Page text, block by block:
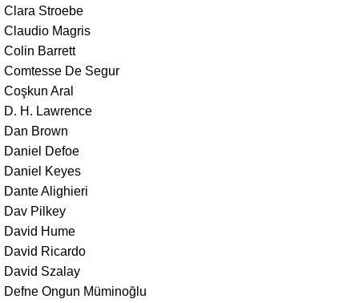
Clara Stroebe
Claudio Magris
Colin Barrett
Comtesse De Segur
Coşkun Aral
D. H. Lawrence
Dan Brown
Daniel Defoe
Daniel Keyes
Dante Alighieri
Dav Pilkey
David Hume
David Ricardo
David Szalay
Defne Ongun Müminoğlu